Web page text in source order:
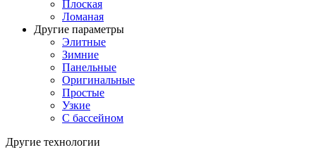
Плоская
Ломаная
Другие параметры
Элитные
Зимние
Панельные
Оригинальные
Простые
Узкие
С бассейном
Другие технологии